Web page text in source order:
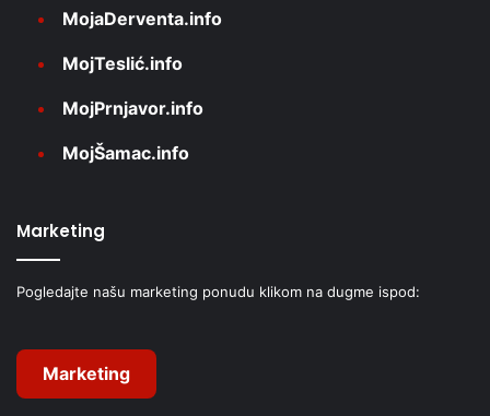
MojaDerventa.info
MojTeslić.info
MojPrnjavor.info
MojŠamac.info
Marketing
Pogledajte našu marketing ponudu klikom na dugme ispod:
Marketing